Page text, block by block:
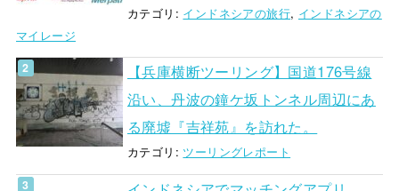
カテゴリ: インドネシアの旅行, インドネシアの
マイレージ
【兵庫横断ツーリング】国道176号線
沿い、丹波の鐘ケ坂トンネル周辺にあ
る廃墟『吉祥苑』を訪れた。
カテゴリ: ツーリングレポート